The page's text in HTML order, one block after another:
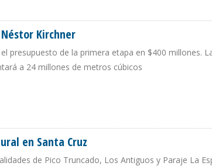
Kirchner
presupuesto de la primera etapa en $400 millones.
a 24 millones de metros cúbicos
en Santa Cruz
de Pico Truncado, Los Antiguos y Paraje La